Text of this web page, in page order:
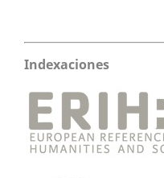
Indexaciones